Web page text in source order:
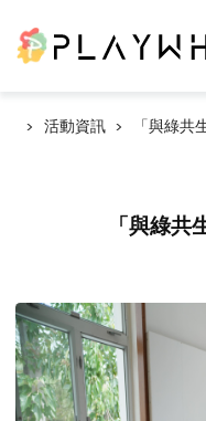
活動資訊 「與綠共
「與綠